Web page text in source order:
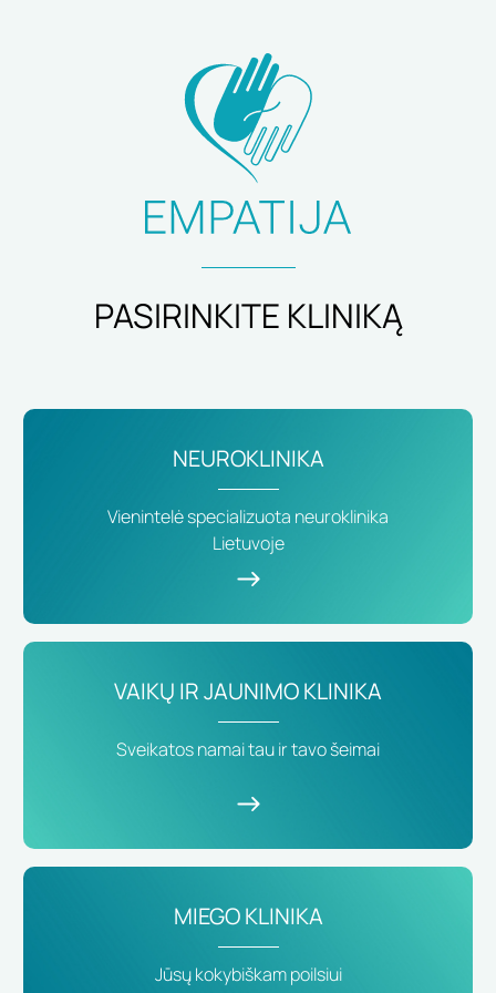
PASIRINKITE KLINIKĄ
NEUROKLINIKA
Vienintelė specializuota neuroklinika
Lietuvoje
VAIKŲ IR JAUNIMO KLINIKA
Sveikatos namai tau ir tavo šeimai
MIEGO KLINIKA
Jūsų kokybiškam poilsiui